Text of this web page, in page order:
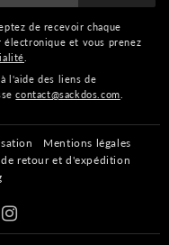
de recevoir chaque
électronique et vous prenez
l'aide des liens de
contact@sackdos.com
Mentions légales
retour et d'expédition